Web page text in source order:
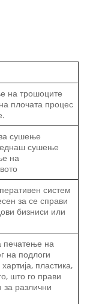
на трошоците
плочата процес
сушење
сушење
на
систем
за се справи
бизниси или
печатење на
на подлоги
хартија, пластика,
што го прави
за различни